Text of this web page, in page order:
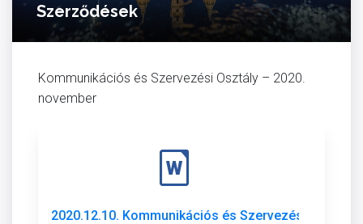
Szerződések
Kommunikációs és Szervezési Osztály – 2020.
november
2020.12.10. Kommunikációs és Szervezési